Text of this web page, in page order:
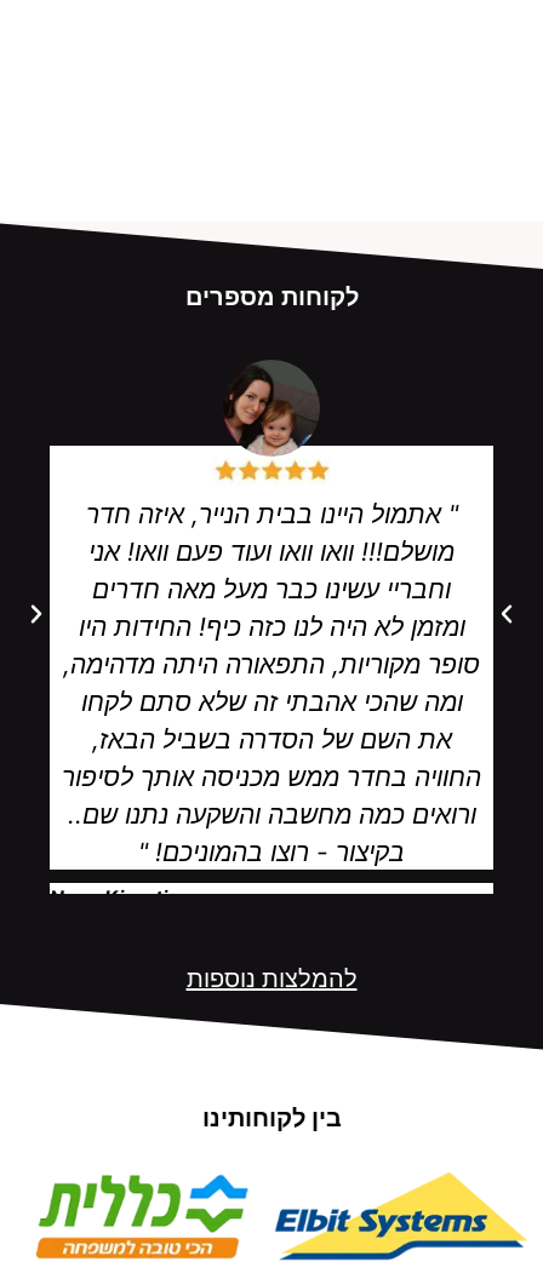
לקוחות מספרים
" אתמול היינו בבית הנייר, איזה חדר
מושלם!!! וואו וואו ועוד פעם וואו! אני
וחבריי עשינו כבר מעל מאה חדרים
ומזמן לא היה לנו כזה כיף! החידות היו
סופר מקוריות, התפאורה היתה מדהימה,
ומה שהכי אהבתי זה שלא סתם לקחו
את השם של הסדרה בשביל הבאז,
החוויה בחדר ממש מכניסה אותך לסיפור
ורואים כמה מחשבה והשקעה נתנו שם..
בקיצור - רוצו בהמוניכם! "
Noga Kinarti‎
להמלצות נוספות
בין לקוחותינו